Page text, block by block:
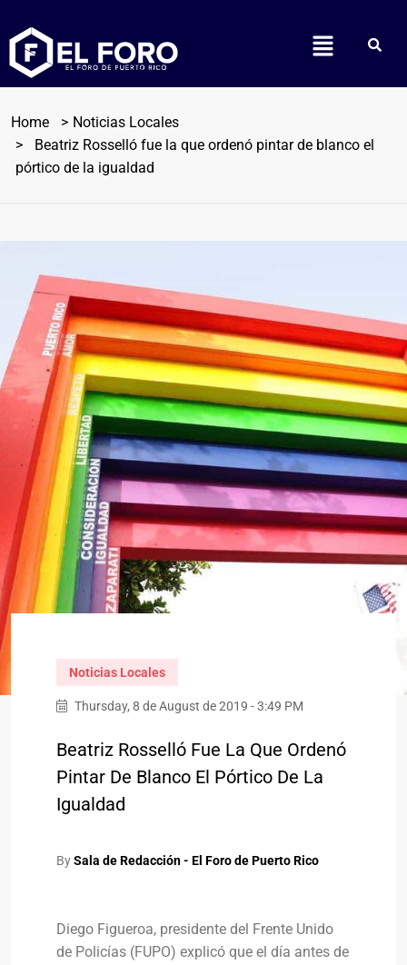
Home
Noticias Locales
Beatriz Rosselló fue la que ordenó pintar de blanco el
pórtico de la igualdad
Noticias Locales
Thursday, 8 de August de 2019 - 3:49 PM
Beatriz Rosselló Fue La Que Ordenó
Pintar De Blanco El Pórtico De La
Igualdad
BySala de Redacción - El Foro de Puerto Rico
Diego Figueroa, presidente del Frente Unido
de Policías (FUPO) explicó que el día antes de